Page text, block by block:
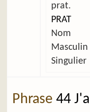
prat.
PRAT
Nom
Masculin
Singulier
Phrase 44